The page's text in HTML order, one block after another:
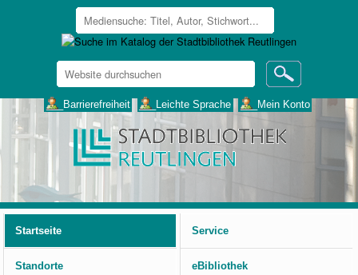
Website
durchsuchen
___Barrierefreiheit ___Leichte Sprache ___Mein Konto
Startseite
Service
Standorte eBibliothek